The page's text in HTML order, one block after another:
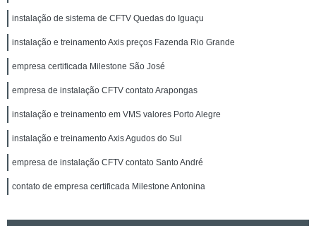
instalação de sistema de CFTV Quedas do Iguaçu
instalação e treinamento Axis preços Fazenda Rio Grande
empresa certificada Milestone São José
empresa de instalação CFTV contato Arapongas
instalação e treinamento em VMS valores Porto Alegre
instalação e treinamento Axis Agudos do Sul
empresa de instalação CFTV contato Santo André
contato de empresa certificada Milestone Antonina